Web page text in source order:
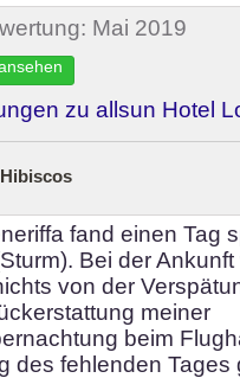
Mai 2019
zu allsun Hotel
fand einen Tag
Bei der
von der
meiner
beim
des fehlenden Tages